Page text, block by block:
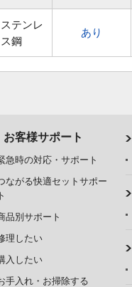
ステンレ
ス鋼
あり
お客様サポート
急時の対応・サポート
ながる快適セットサポー
ト
品別サポート
理したい
入したい
手入れ・お掃除する